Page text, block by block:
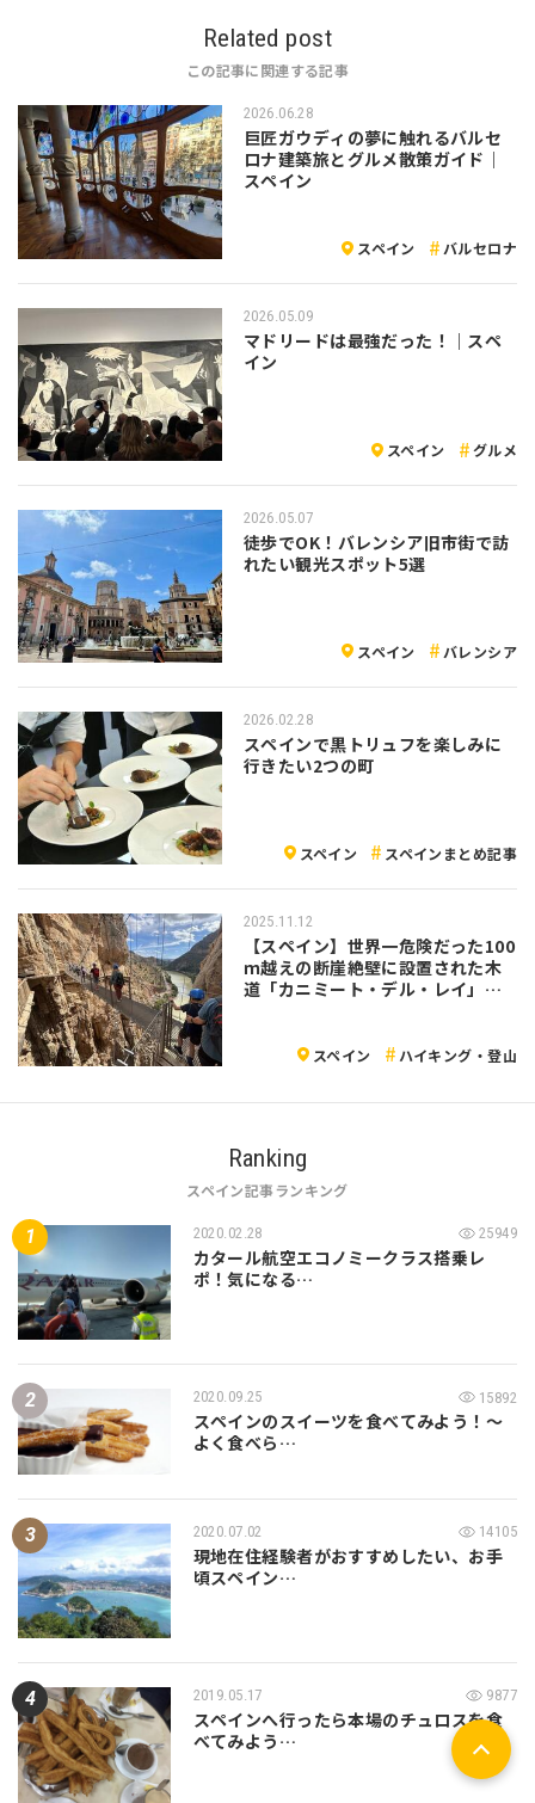
Related post
この記事に関連する記事
2026.06.28
巨匠ガウディの夢に触れるバルセ
ロナ建築旅とグルメ散策ガイド｜
スペイン
スペイン バルセロナ
2026.05.09
マドリードは最強だった！｜スペ
イン
スペイン グルメ
2026.05.07
徒歩でOK！バレンシア旧市街で訪
れたい観光スポット5選
スペイン バレンシア
2026.02.28
スペインで黒トリュフを楽しみに
行きたい2つの町
スペイン スペインまとめ記事
2025.11.12
【スペイン】世界一危険だった100
ｍ越えの断崖絶壁に設置された木
道「カニミート・デル・レイ」を
スペイン ハイキング・登山
Ranking
スペイン記事ランキング
2020.02.28 25949
カタール航空エコノミークラス搭乗レ
ポ！気になる…
2020.09.25 15892
スペインのスイーツを食べてみよう！～
よく食べら…
2020.07.02 14105
現地在住経験者がおすすめしたい、お手
頃スペイン…
2019.05.17 9877
スペインへ行ったら本場のチュロスを食
べてみよう…